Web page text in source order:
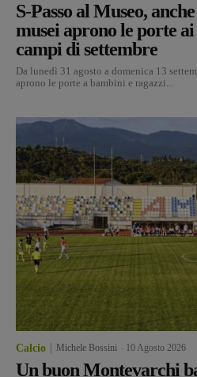
S-Passo al Museo,
musei aprono le porte
campi di settembre
Da lunedì 31 agosto a domenica 13
aprono le porte a bambini e ragazzi...
Calcio Michele Bossini 10 Agosto 2026
Un buon Montevarchi